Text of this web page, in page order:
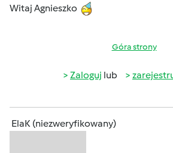
Witaj Agnieszko
Góra strony
Zaloguj lub
ElaK (niezweryfikowany)